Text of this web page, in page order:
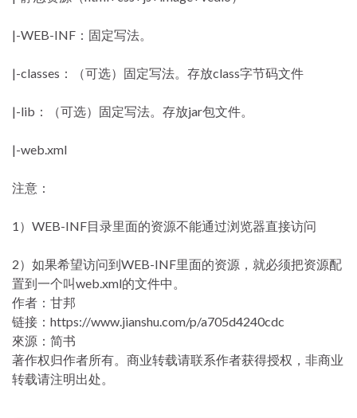
|-WEB-INF：固定写法。
|-classes：（可选）固定写法。存放class字节码文件
|-lib：（可选）固定写法。存放jar包文件。
|-web.xml
注意：
1）WEB-INF目录里面的资源不能通过浏览器直接访问
2）如果希望访问到WEB-INF里面的资源，就必须把资源配
置到一个叫web.xml的文件中。
作者：甘邦
链接：https://www.jianshu.com/p/a705d4240cdc
來源：简书
著作权归作者所有。商业转载请联系作者获得授权，非商业
转载请注明出处。